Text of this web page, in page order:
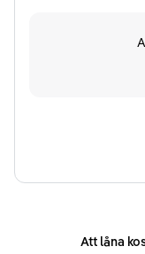
Att låna